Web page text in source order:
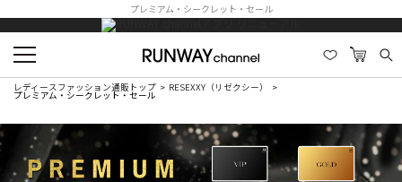
プレミアム・シークレット・セール
レディースファッション通販トップ RESEXXY（リゼクシー）
プレミアム・シークレット・セール